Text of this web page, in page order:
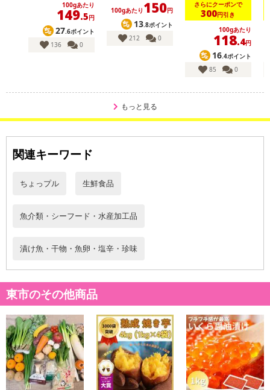
※送料はお試し費用に含まれております。
※d払い、PayPay、au PAY、au PAY（auかんたん決済）、ソフトバ
ンクまとめて支払い、楽天ペイ、メルペイ、AEON Pay、Amazon
Payでお支払いの場合、決済のため外部サイトへ遷移します。
※予約商品は決済手段ごとに定められた決済期限日にお支払いを完
了することがございます。ご了承いただいたうえでお申し込みくだ
【配送伝票番号について】
※配送日時の指定が可能な商品の場合、商品によってご指定できる
カート機能をご利用の場合は、配送日時指定をご利用いただけませ
100gあたり
149.5円
27.6ポイント
136
0
100gあたり 150円
13.8ポイント
212
0
さらにクーポンで
300円引き
100gあたり
118.4円
16.4ポイント
85
0
もっと見る
関連キーワード
ちょっプル 生鮮食品
魚介類・シーフード・水産加工品
漬け魚・干物・魚卵・塩辛・珍味
東市のその他商品